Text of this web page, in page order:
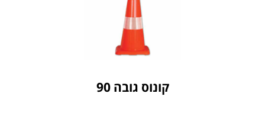
קונוס גובה 90
חברת ASPROD
לחץ כאן